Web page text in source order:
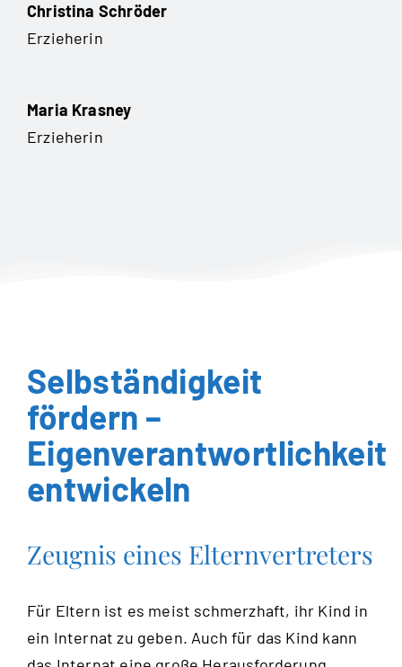
Christina Schröder
Erzieherin
Maria Krasney
Erzieherin
Selbständigkeit
fördern –
Eigenverantwortlichkeit
entwickeln
Zeugnis eines Elternvertreters
Für Eltern ist es meist schmerzhaft, ihr Kind in
ein Internat zu geben. Auch für das Kind kann